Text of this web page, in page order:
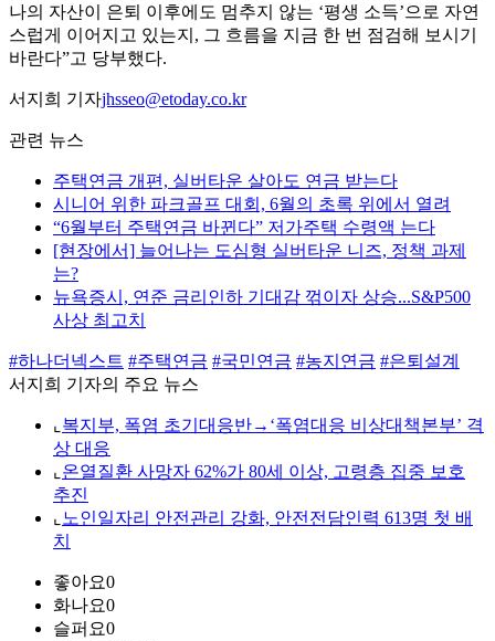
나의 자산이 은퇴 이후에도 멈추지 않는 ‘평생 소득’으로 자연
스럽게 이어지고 있는지, 그 흐름을 지금 한 번 점검해 보시기
바란다”고 당부했다.
서지희 기자jhsseo@etoday.co.kr
관련 뉴스
주택연금 개편, 실버타운 살아도 연금 받는다
시니어 위한 파크골프 대회, 6월의 초록 위에서 열려
“6월부터 주택연금 바뀐다” 저가주택 수령액 는다
[현장에서] 늘어나는 도심형 실버타운 니즈, 정책 과제
는?
뉴욕증시, 연준 금리인하 기대감 꺾이자 상승...S&P500
사상 최고치
#하나더넥스트 #주택연금 #국민연금 #농지연금 #은퇴설계
서지희 기자의 주요 뉴스
⌞ 복지부, 폭염 초기대응반→‘폭염대응 비상대책본부’ 격
상 대응
⌞ 온열질환 사망자 62%가 80세 이상, 고령층 집중 보호
추진
⌞ 노인일자리 안전관리 강화, 안전전담인력 613명 첫 배
치
좋아요0
화나요0
슬퍼요0